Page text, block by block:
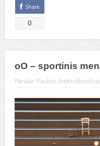
Share
0
oO – sportinis
Parašė: Paulius Andriuškevičius